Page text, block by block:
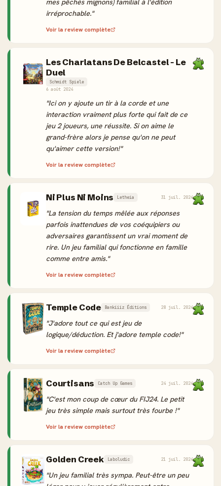
irréprochable."
Voir la review complète
Les Charlatans De Belcastel - Le
Duel
Schmidt Spiele
6 août 2024
"Ici on y ajoute un tir à la corde et une
interaction vraiment plus forte qui fait de ce
jeu 2 joueurs, une réussite. Si on aime le
grand-frère alors je pense qu'on ne peut
qu'aimer cette version!"
Voir la review complète
Ni Plus Ni Moins Letheia 31 juil. 2024
"La tension du temps mêlée aux réponses
parfois inattendues de vos coéquipiers ou
adversaires garantissent un vrai moment de
rire. Un jeu familial qui fonctionne en famille
comme entre amis."
Voir la review complète
Temple Code Bankiiiz Éditions 28 juil. 2024
"J'adore tout ce qui est jeu de
logique/déduction. Et j'adore temple code!"
Voir la review complète
Courtisans Catch Up Games 24 juil. 2024
"C'est mon coup de cœur du FIJ24. Le petit
jeu très simple mais surtout très fourbe !"
Voir la review complète
Golden Creek Laboludic 21 juil. 2024
"Un jeu familial très sympa. Peut-être un peu